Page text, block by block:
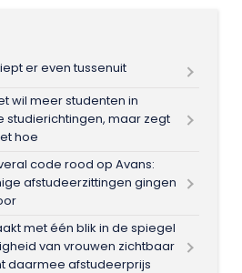
er even tussenuit
wil meer studenten in
studierichtingen, maar zegt
hoe
code rood op Avans:
afstudeerzittingen gingen
met één blik in de spiegel
van vrouwen zichtbaar
daarmee afstudeerprijs